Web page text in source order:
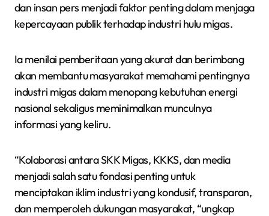
dan insan pers menjadi faktor penting dalam menjaga
kepercayaan publik terhadap industri hulu migas.
Ia menilai pemberitaan yang akurat dan berimbang
akan membantu masyarakat memahami pentingnya
industri migas dalam menopang kebutuhan energi
nasional sekaligus meminimalkan munculnya
informasi yang keliru.
“Kolaborasi antara SKK Migas, KKKS, dan media
menjadi salah satu fondasi penting untuk
menciptakan iklim industri yang kondusif, transparan,
dan memperoleh dukungan masyarakat, “ungkap